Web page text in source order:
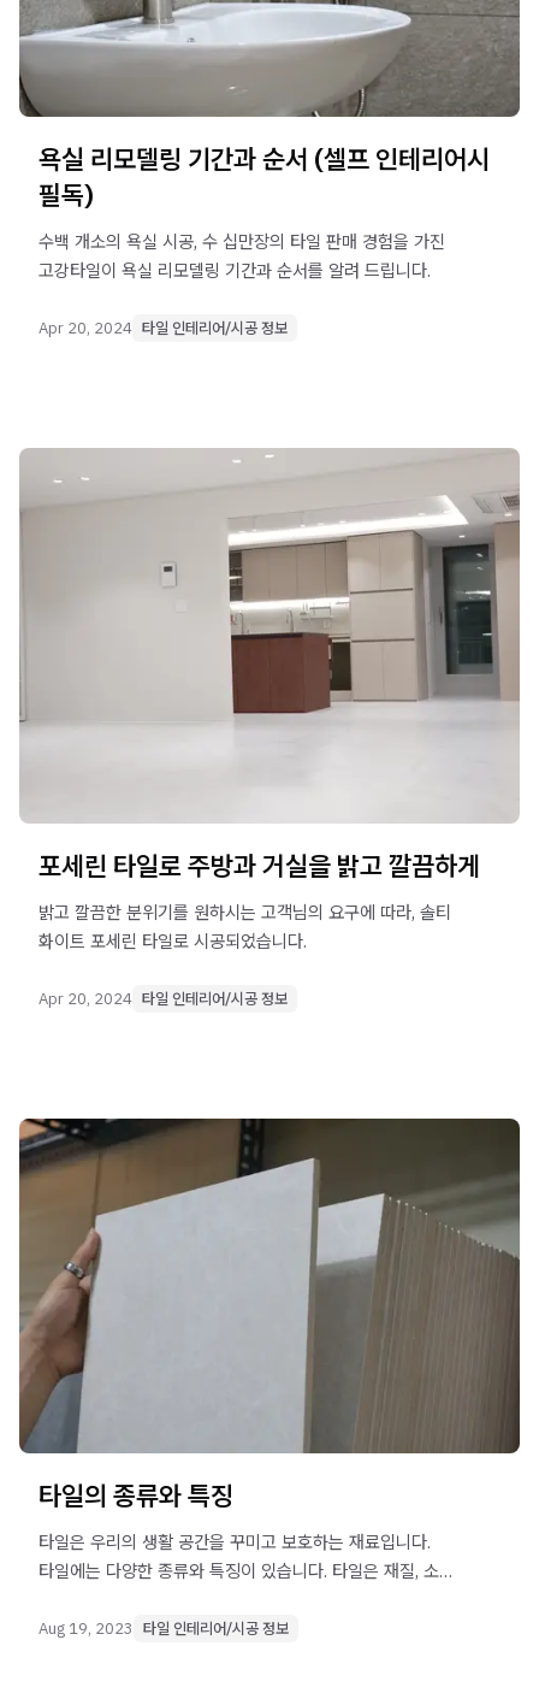
욕실 리모델링 기간과 순서 (셀프 인테리어시
필독)
수백 개소의 욕실 시공, 수 십만장의 타일 판매 경험을 가진
고강타일이 욕실 리모델링 기간과 순서를 알려 드립니다.
Apr 20, 2024 타일 인테리어/시공 정보
포세린 타일로 주방과 거실을 밝고 깔끔하게
밝고 깔끔한 분위기를 원하시는 고객님의 요구에 따라, 솔티
화이트 포세린 타일로 시공되었습니다.
Apr 20, 2024 타일 인테리어/시공 정보
타일의 종류와 특징
타일은 우리의 생활 공간을 꾸미고 보호하는 재료입니다.
타일에는 다양한 종류와 특징이 있습니다. 타일은 재질, 소성
글에서는 타일의 종류와 특징에 대해 알아보겠습니다.
Aug 19, 2023 타일 인테리어/시공 정보